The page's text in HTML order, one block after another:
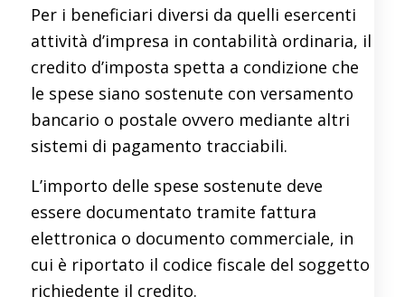
Per i beneficiari diversi da quelli esercenti
attività d’impresa in contabilità ordinaria, il
credito d’imposta spetta a condizione che
le spese siano sostenute con versamento
bancario o postale ovvero mediante altri
sistemi di pagamento tracciabili.
L’importo delle spese sostenute deve
essere documentato tramite fattura
elettronica o documento commerciale, in
cui è riportato il codice fiscale del soggetto
richiedente il credito.